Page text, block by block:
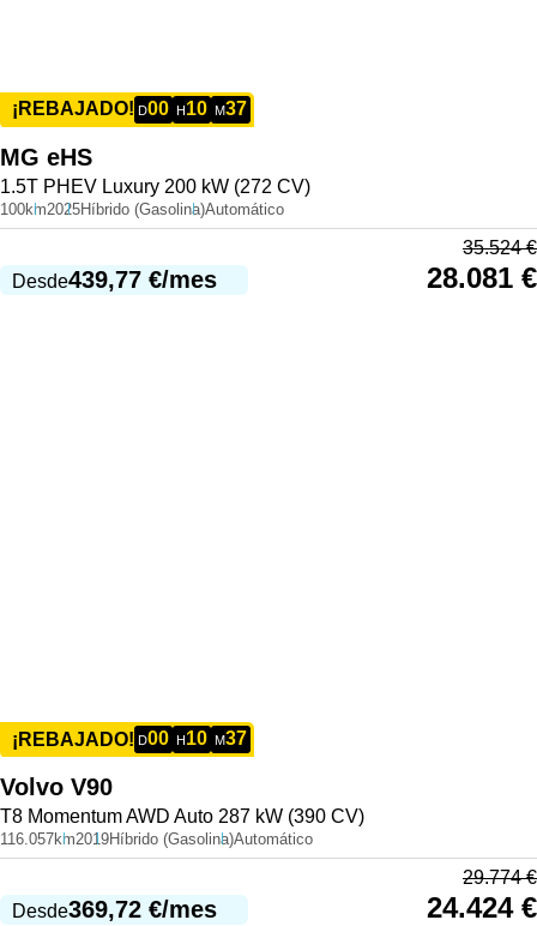
¡REBAJADO! D00 H10 M37
MG eHS
1.5T PHEV Luxury 200 kW (272 CV)
100km2025Híbrido (Gasolina)Automático
Desde439,77 €/mes
35.524€
28.081 €
¡REBAJADO! D00 H 10 M37
Volvo V90
T8 Momentum AWD Auto 287 kW (390 CV)
116.057km2019Híbrido (Gasolina)Automático
Desde369,72 €/mes
29.774€
24.424 €